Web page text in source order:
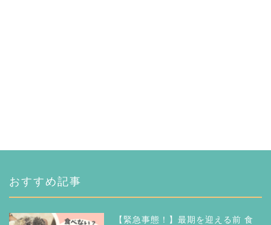
おすすめ記事
【緊急事態！】最期を迎える前 食